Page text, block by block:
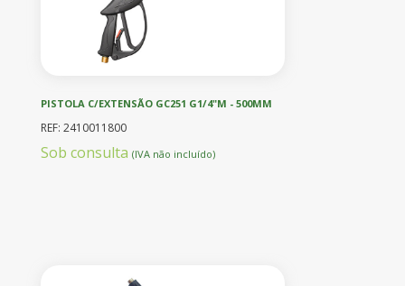
PISTOLA C/EXTENSÃO GC251 G1/4"M - 500MM
REF: 2410011800
Sob consulta (IVA não incluído)